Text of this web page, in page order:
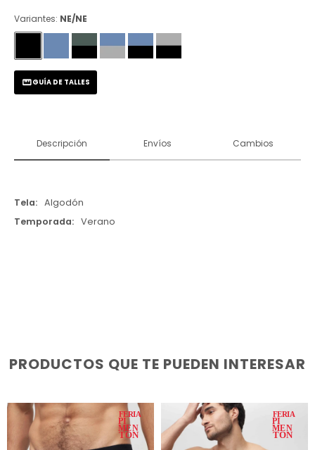
Variantes: NE/NE
GUÍA DE TALLES
Descripción Envíos Cambios
Tela
Algodón
Temporada
Verano
PRODUCTOS QUE TE PUEDEN INTERESAR